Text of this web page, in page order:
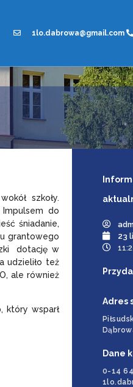
1lo.dabrowa@gmail.com
szkoły.
do
śniadanie,
grantowego
dotację w
udzieliło też
ale również
który wsparł
23
Adres
Dane
0-14